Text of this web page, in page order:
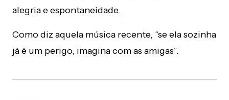
alegria e espontaneidade.
Como diz aquela música recente, “se ela sozinha
já é um perigo, imagina com as amigas”.